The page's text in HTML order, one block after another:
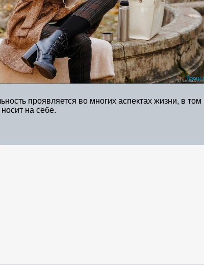
проявляется во многих аспектах жизни, в
на себе.